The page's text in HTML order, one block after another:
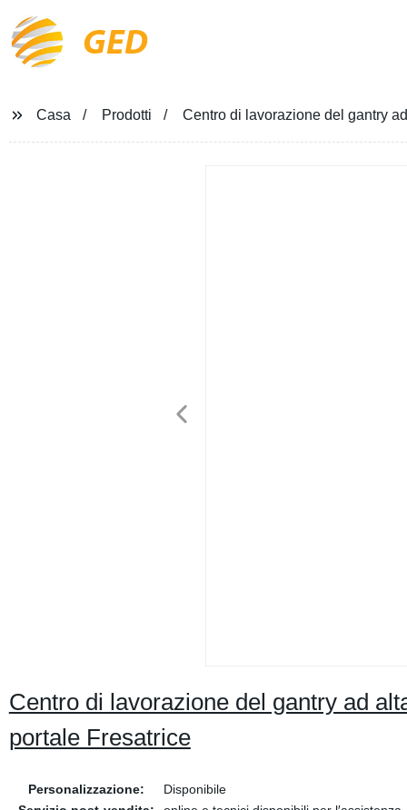
GED
Casa Prodotti Centro di lavorazione del gantry
Centro di lavorazione del gantry ad
portale Fresatrice
Personalizzazione:
Disponibile